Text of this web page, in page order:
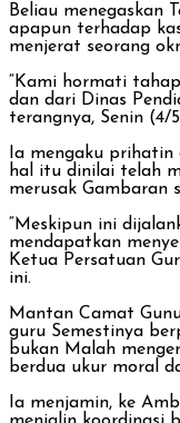
Beliau menegaskan
apapun terhadap
menjerat seorang
“Kami hormati
dan dari Dinas
terangnya, Senin (4/
Ia mengaku
hal itu dinilai telah
merusak Gambaran
“Meskipun ini
mendapatkan
Ketua Persatuan
ini.
Mantan Camat
guru Semestinya
bukan Malah
berdua ukur moral
Ia menjamin, ke